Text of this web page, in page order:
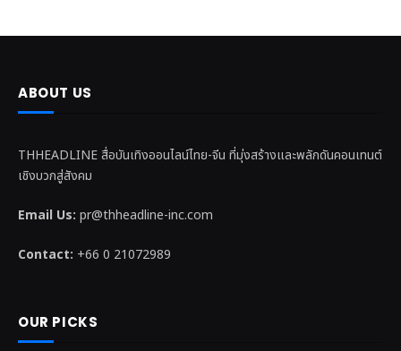
ABOUT US
THHEADLINE สื่อบันเทิงออนไลน์ไทย-จีน ที่มุ่งสร้างและพลักดันคอนเทนต์
เชิงบวกสู่สังคม
Email Us: pr@thheadline-inc.com
Contact: +66 0 21072989
OUR PICKS